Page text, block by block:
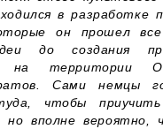
в разработке
он прошел
до создания
на территории
Сами немцы
чтобы
но вполне вероятно,